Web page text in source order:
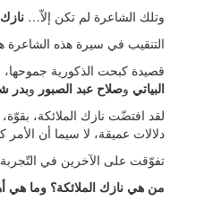
وتلك الشاعرة لم تكن إلاّ…
التنقيب في سيرة هذه الشاعرة
قصيدة كبحت الذكورية جموحها،
البياتي وصلاح عبد الصبور وبدر
لقد افتضّت نازك الملائكة،
دلالات عميقة، لا سيما أن
تفوّقت على الآخرين في
من هي نازك الملائكة؟ وما هي